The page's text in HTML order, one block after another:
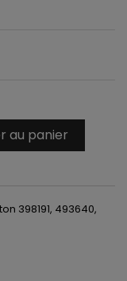
au panier
398191, 493640,